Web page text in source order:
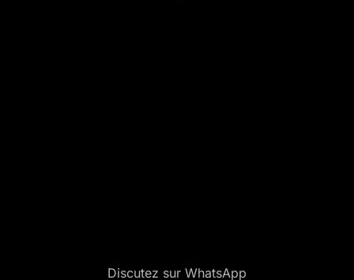
Discutez sur WhatsApp